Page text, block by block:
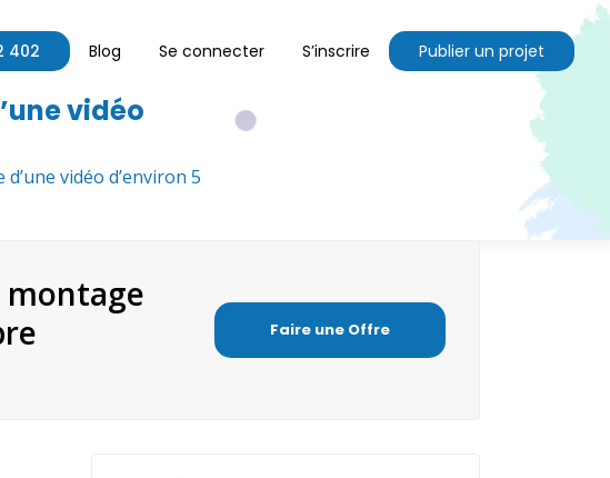
402 Blog Se connecter S’inscrire Publier un projet
vidéo
vidéo d’environ 5
montage
Faire une Offre